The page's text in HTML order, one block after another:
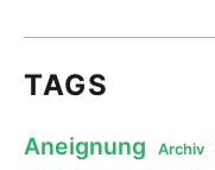
TAGS
Aneignung Archiv